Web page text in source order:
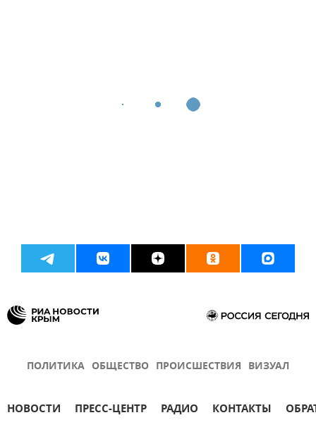
ПОЛИТИКА ОБЩЕСТВО ПРОИСШЕСТВИЯ ВИЗУАЛ
НОВОСТИ ПРЕСС-ЦЕНТР РАДИО КОНТАКТЫ